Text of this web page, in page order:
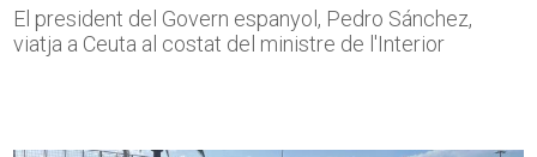
El president del Govern espanyol, Pedro Sánchez,
viatja a Ceuta al costat del ministre de l'Interior